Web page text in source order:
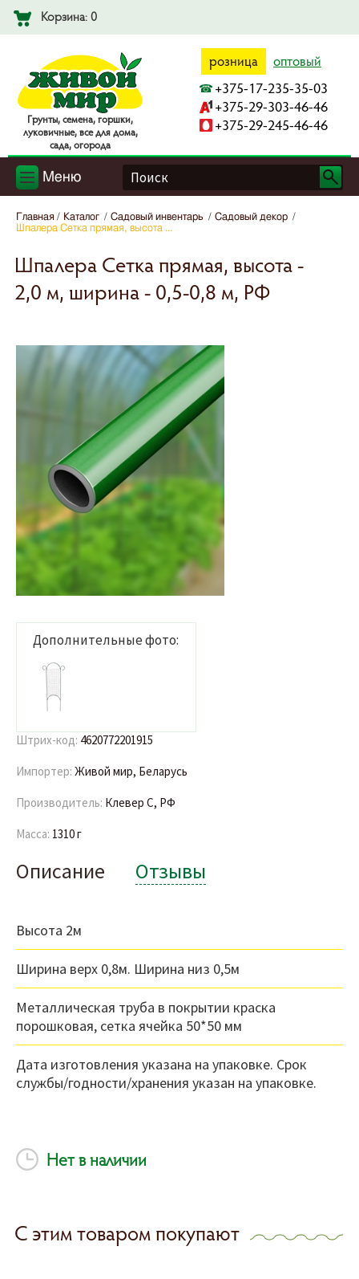
Корзина: 0
Гpyнты, ceмeнa, гopшки,
лyкoвичныe, вce для дoмa,
caдa, oгopoдa
розница оптовый
+375-17-235-35-03
+375-29-303-46-46
+375-29-245-46-46
Меню
Главная Каталог Садовый инвентарь
Садовый декор
Шпалера Сетка прямая, высота ...
Шпалера Сетка прямая, высота -
2,0 м, ширина - 0,5-0,8 м, РФ
Дополнительные фото:
Штрих-код: 4620772201915
Импортер: Живой мир, Беларусь
Производитель: Клевер С, РФ
Масса: 1310 г
Описание Отзывы
Высота 2м
Ширина верх 0,8м. Ширина низ 0,5м
Металлическая труба в покрытии краска
порошковая, сетка ячейка 50*50 мм
Дата изготовления указана на упаковке. Срок
службы/годности/хранения указан на упаковке.
Нет в наличии
С этим товаром покупают